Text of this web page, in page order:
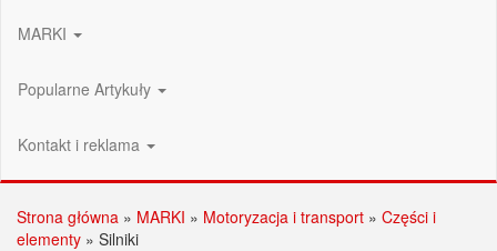
MARKI
Popularne Artykuły
Kontakt i reklama
Strona główna » MARKI » Motoryzacja i transport » Części i
elementy » Silniki